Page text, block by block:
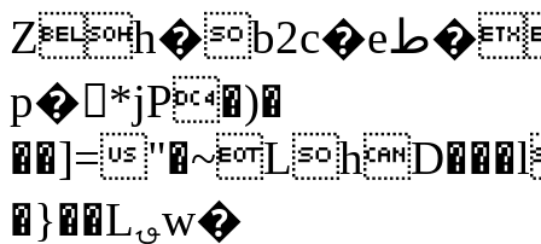
Ζh�b2c�eط��%&H�_b�
p�󆾟*jP�)�
��]=
�}��L؈w�